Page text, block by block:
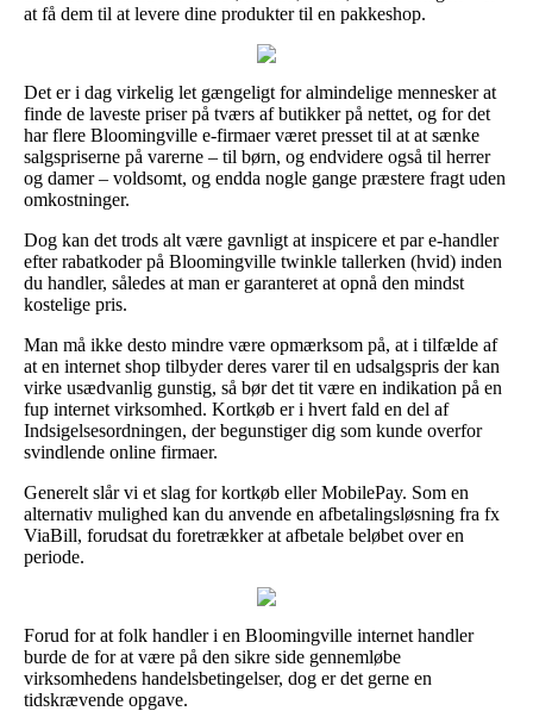
at få dem til at levere dine produkter til en pakkeshop.
Det er i dag virkelig let gængeligt for almindelige mennesker at
finde de laveste priser på tværs af butikker på nettet, og for det
har flere Bloomingville e-firmaer været presset til at at sænke
salgspriserne på varerne – til børn, og endvidere også til herrer
og damer – voldsomt, og endda nogle gange præstere fragt uden
omkostninger.
Dog kan det trods alt være gavnligt at inspicere et par e-handler
efter rabatkoder på Bloomingville twinkle tallerken (hvid) inden
du handler, således at man er garanteret at opnå den mindst
kostelige pris.
Man må ikke desto mindre være opmærksom på, at i tilfælde af
at en internet shop tilbyder deres varer til en udsalgspris der kan
virke usædvanlig gunstig, så bør det tit være en indikation på en
fup internet virksomhed. Kortkøb er i hvert fald en del af
Indsigelsesordningen, der begunstiger dig som kunde overfor
svindlende online firmaer.
Generelt slår vi et slag for kortkøb eller MobilePay. Som en
alternativ mulighed kan du anvende en afbetalingsløsning fra fx
ViaBill, forudsat du foretrækker at afbetale beløbet over en
periode.
Forud for at folk handler i en Bloomingville internet handler
burde de for at være på den sikre side gennemløbe
virksomhedens handelsbetingelser, dog er det gerne en
tidskrævende opgave.